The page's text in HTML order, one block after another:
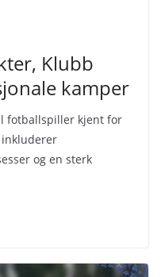
Klubb
kamper
fotballspiller kjent for
og en sterk